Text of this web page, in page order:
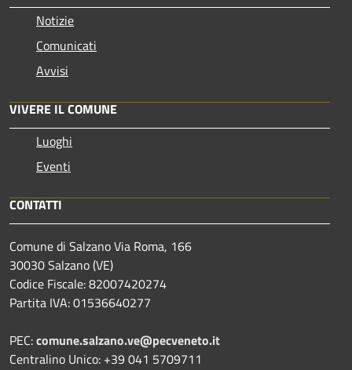
Notizie
Comunicati
Avvisi
VIVERE IL COMUNE
Luoghi
Eventi
CONTATTI
Comune di Salzano Via Roma, 166
30030 Salzano (VE)
Codice Fiscale: 82007420274
Partita IVA: 01536640277
PEC:comune.salzano.ve@pecveneto.it
Centralino Unico: +39 041 5709711